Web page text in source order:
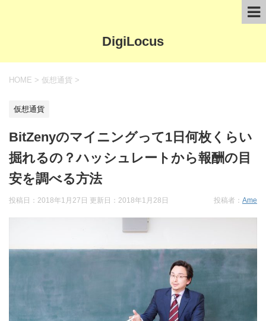
DigiLocus
HOME > 仮想通貨 >
仮想通貨
BitZenyのマイニングって1日何枚くらい
掘れるの？ハッシュレートから報酬の目
安を調べる方法
投稿日：2018年1月27日 更新日： 2018年1月28日 投稿者： Ame